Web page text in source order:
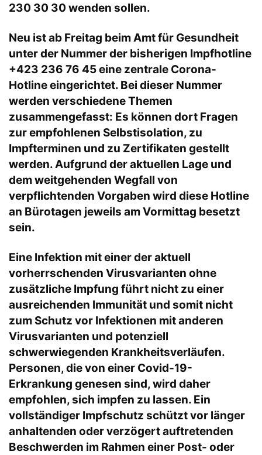
230 30 30 wenden sollen.
Neu ist ab Freitag beim Amt für Gesundheit
unter der Nummer der bisherigen Impfhotline
+423 236 76 45 eine zentrale Corona-
Hotline eingerichtet. Bei dieser Nummer
werden verschiedene Themen
zusammengefasst: Es können dort Fragen
zur empfohlenen Selbstisolation, zu
Impfterminen und zu Zertifikaten gestellt
werden. Aufgrund der aktuellen Lage und
dem weitgehenden Wegfall von
verpflichtenden Vorgaben wird diese Hotline
an Bürotagen jeweils am Vormittag besetzt
sein.
Eine Infektion mit einer der aktuell
vorherrschenden Virusvarianten ohne
zusätzliche Impfung führt nicht zu einer
ausreichenden Immunität und somit nicht
zum Schutz vor Infektionen mit anderen
Virusvarianten und potenziell
schwerwiegenden Krankheitsverläufen.
Personen, die von einer Covid-19-
Erkrankung genesen sind, wird daher
empfohlen, sich impfen zu lassen. Ein
vollständiger Impfschutz schützt vor länger
anhaltenden oder verzögert auftretenden
Beschwerden im Rahmen einer Post- oder